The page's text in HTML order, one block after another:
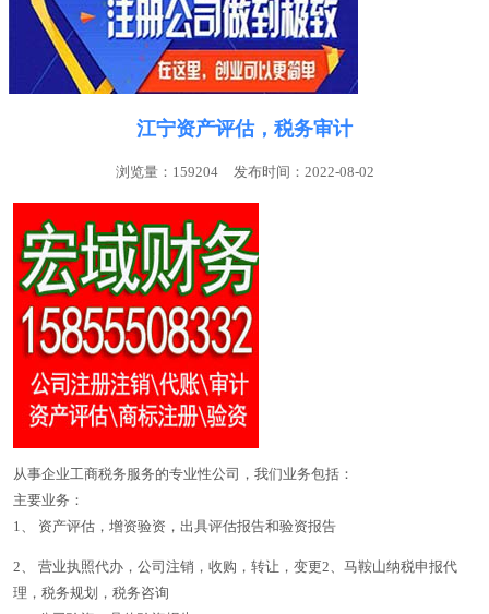
江宁资产评估，税务审计
浏览量：159204 发布时间：2022-08-02
从事企业工商税务服务的专业性公司，我们业务包括：
主要业务：
1、 资产评估，增资验资，出具评估报告和验资报告
2、 营业执照代办，公司注销，收购，转让，变更2、马鞍山纳税申报代
理，税务规划，税务咨询